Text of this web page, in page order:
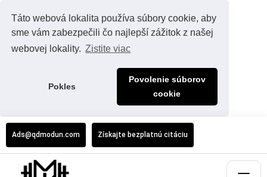
Táto webová lokalita používa súbory cookie, aby
sme vám zabezpečili čo najlepší zážitok z našej
webovej lokality. Zistite viac
Pokles
Povolenie súborov
cookie
Ads@qdmodun.com Získajte bezplatnú citáciu